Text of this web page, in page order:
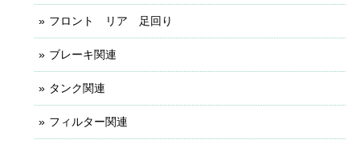
フロント リア 足回り
ブレーキ関連
タンク関連
フィルター関連